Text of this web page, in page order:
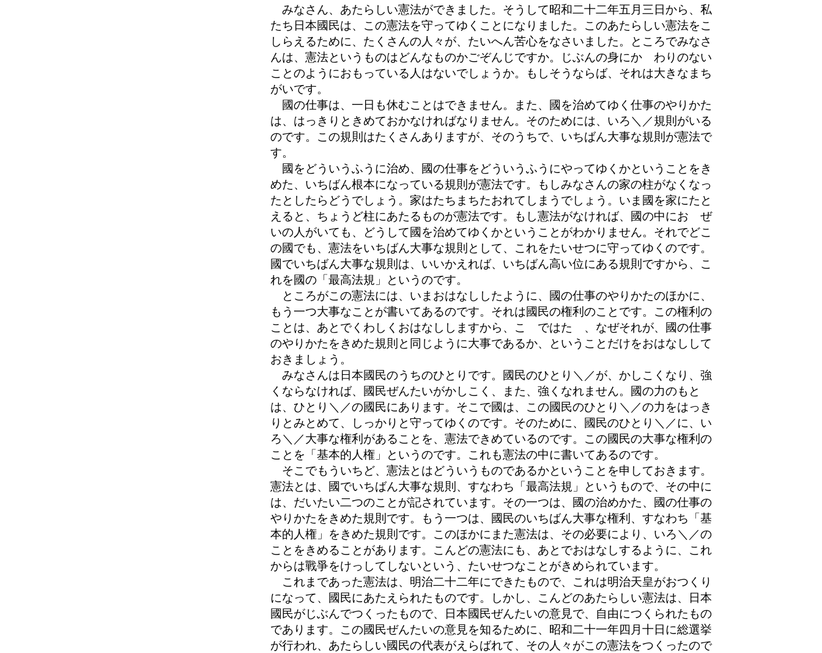
みなさん、あたらしい憲法ができました。そうして昭和二十二年五月三日から、私
たち日本國民は、この憲法を守ってゆくことになりました。このあたらしい憲法をこ
しらえるために、たくさんの人々が、たいへん苦心をなさいました。ところでみなさ
んは、憲法というものはどんなものかごぞんじですか。じぶんの身にかゝわりのない
ことのようにおもっている人はないでしょうか。もしそうならば、それは大きなまち
がいです。
國の仕事は、一日も休むことはできません。また、國を治めてゆく仕事のやりかた
は、はっきりときめておかなければなりません。そのためには、いろ＼／規則がいる
のです。この規則はたくさんありますが、そのうちで、いちばん大事な規則が憲法で
す。
國をどういうふうに治め、國の仕事をどういうふうにやってゆくかということをき
めた、いちばん根本になっている規則が憲法です。もしみなさんの家の柱がなくなっ
たとしたらどうでしょう。家はたちまちたおれてしまうでしょう。いま國を家にたと
えると、ちょうど柱にあたるものが憲法です。もし憲法がなければ、國の中におゝぜ
いの人がいても、どうして國を治めてゆくかということがわかりません。それでどこ
の國でも、憲法をいちばん大事な規則として、これをたいせつに守ってゆくのです。
國でいちばん大事な規則は、いいかえれば、いちばん高い位にある規則ですから、こ
れを國の「最高法規」というのです。
ところがこの憲法には、いまおはなししたように、國の仕事のやりかたのほかに、
もう一つ大事なことが書いてあるのです。それは國民の権利のことです。この権利の
ことは、あとでくわしくおはなししますから、こゝではたゞ、なぜそれが、國の仕事
のやりかたをきめた規則と同じように大事であるか、ということだけをおはなしして
おきましょう。
みなさんは日本國民のうちのひとりです。國民のひとり＼／が、かしこくなり、強
くならなければ、國民ぜんたいがかしこく、また、強くなれません。國の力のもと
は、ひとり＼／の國民にあります。そこで國は、この國民のひとり＼／の力をはっき
りとみとめて、しっかりと守ってゆくのです。そのために、國民のひとり＼／に、い
ろ＼／大事な権利があることを、憲法できめているのです。この國民の大事な権利の
ことを「基本的人権」というのです。これも憲法の中に書いてあるのです。
そこでもういちど、憲法とはどういうものであるかということを申しておきます。
憲法とは、國でいちばん大事な規則、すなわち「最高法規」というもので、その中に
は、だいたい二つのことが記されています。その一つは、國の治めかた、國の仕事の
やりかたをきめた規則です。もう一つは、國民のいちばん大事な権利、すなわち「基
本的人権」をきめた規則です。このほかにまた憲法は、その必要により、いろ＼／の
ことをきめることがあります。こんどの憲法にも、あとでおはなしするように、これ
からは戰爭をけっしてしないという、たいせつなことがきめられています。
これまであった憲法は、明治二十二年にできたもので、これは明治天皇がおつくり
になって、國民にあたえられたものです。しかし、こんどのあたらしい憲法は、日本
國民がじぶんでつくったもので、日本國民ぜんたいの意見で、自由につくられたもの
であります。この國民ぜんたいの意見を知るために、昭和二十一年四月十日に総選挙
が行われ、あたらしい國民の代表がえらばれて、その人々がこの憲法をつくったので